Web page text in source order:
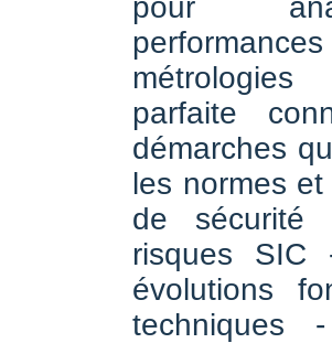
pour
parfaite
démarches
les normes
de sécurité
risques SIC
évolutions
techniques